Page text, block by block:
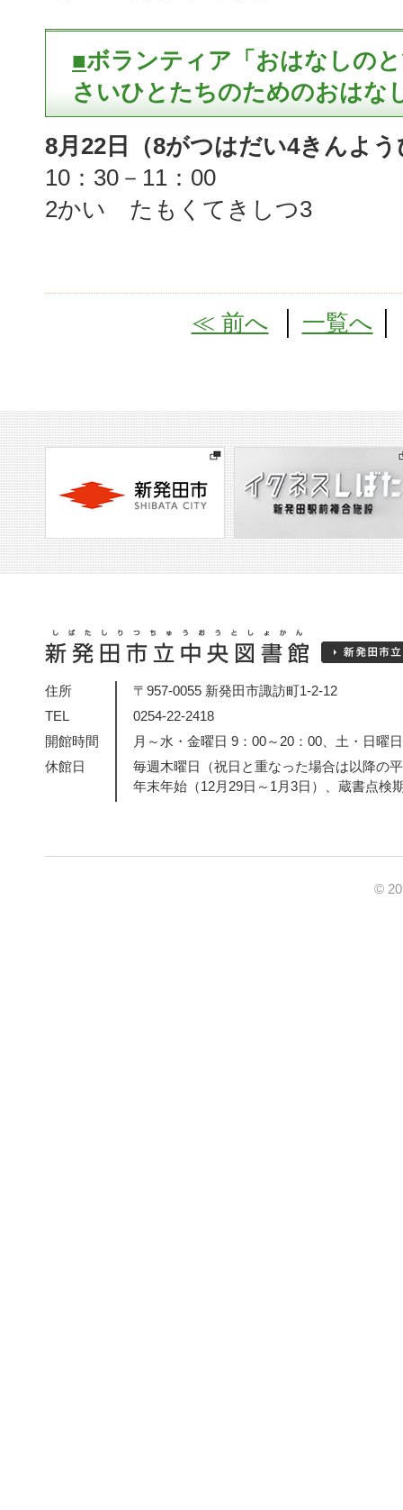
■ボランティア「おはなしの
さいひとたちのためのおはな
8月22日（8がつはだい4きんよ
10：30－11：00
2かい たもくてきしつ3
≪ 前へ 一覧へ
住所
〒957-0055 新発田市諏訪町1-2-12
TEL
0254-22-2418
開館時間
月～水・金曜日 9：00～20：00、土・日曜
休館日
毎週木曜日（祝日と重なった場合は以降の
年末年始（12月29日～1月3日）、蔵書点検
©